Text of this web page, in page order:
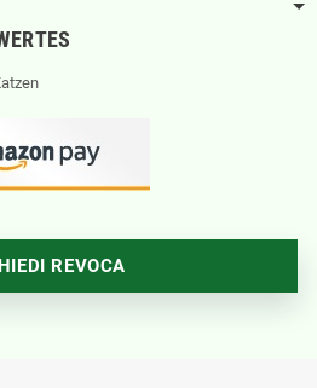
REVOCA